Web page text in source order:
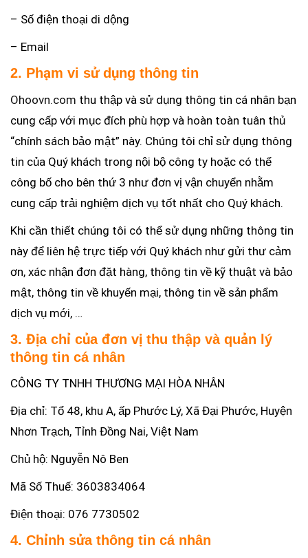
– Số điện thoại di dộng
– Email
2. Phạm vi sử dụng thông tin
Ohoovn.com thu thập và sử dụng thông tin cá nhân bạn
cung cấp với mục đích phù hợp và hoàn toàn tuân thủ
“chính sách bảo mật” này. Chúng tôi chỉ sử dụng thông
tin của Quý khách trong nội bộ công ty hoặc có thể
công bố cho bên thứ 3 như đơn vị vận chuyển nhằm
cung cấp trải nghiệm dịch vụ tốt nhất cho Quý khách.
Khi cần thiết chúng tôi có thể sử dụng những thông tin
này để liên hệ trực tiếp với Quý khách như gửi thư cảm
ơn, xác nhận đơn đặt hàng, thông tin về kỹ thuật và bảo
mật, thông tin về khuyến mại, thông tin về sản phẩm
dịch vụ mới, …
3. Địa chỉ của đơn vị thu thập và quản lý
thông tin cá nhân
CÔNG TY TNHH THƯƠNG MẠI HÒA NHÂN
Địa chỉ: Tổ 48, khu A, ấp Phước Lý, Xã Đại Phước, Huyện
Nhơn Trạch, Tỉnh Đồng Nai, Việt Nam
Chủ hộ: Nguyễn Nô Ben
Mã Số Thuế: 3603834064
Điện thoại: 076 7730502
4. Chỉnh sửa thông tin cá nhân